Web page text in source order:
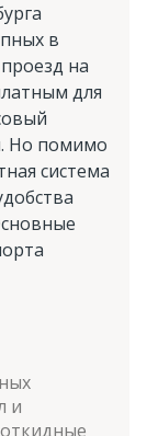
в
на
для
Но помимо
система
и